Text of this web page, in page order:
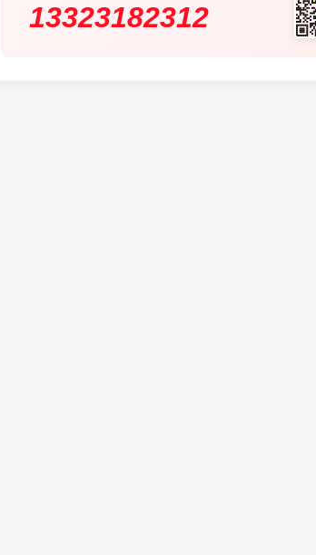
13323182312